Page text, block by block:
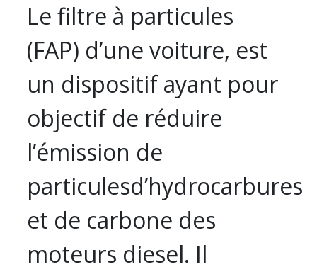
Le filtre à particules
(FAP) d’une voiture, est
un dispositif ayant pour
objectif de réduire
l’émission de
particulesd’hydrocarbures
et de carbone des
moteurs diesel. Il